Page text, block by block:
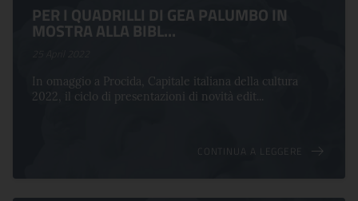
PER I QUADRILLI DI GEA PALUMBO IN
MOSTRA ALLA BIBL...
In omaggio a Procida, Capitale italiana della cultura
2022, il ciclo di presentazioni di novità edit...
CONTINUA A LEGGERE